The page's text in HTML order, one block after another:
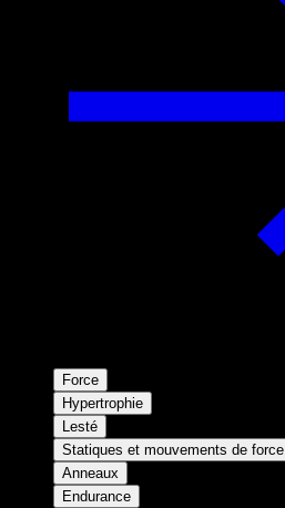
Force
Hypertrophie
Lesté
Statiques et mouvements de force
Anneaux
Endurance